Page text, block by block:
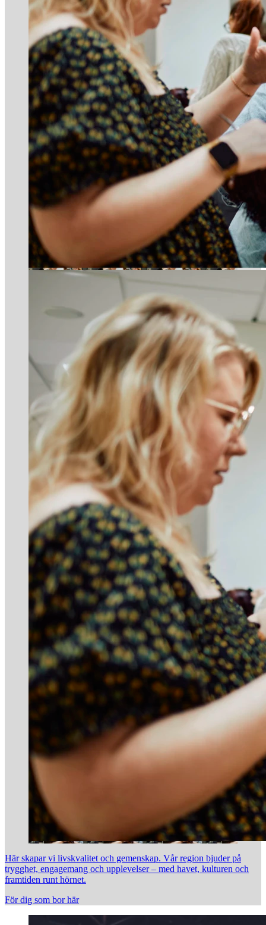
Här skapar vi livskvalitet och gemenskap. Vår region bjuder på
trygghet, engagemang och upplevelser – med havet, kulturen och
framtiden runt hörnet.
För dig som bor här